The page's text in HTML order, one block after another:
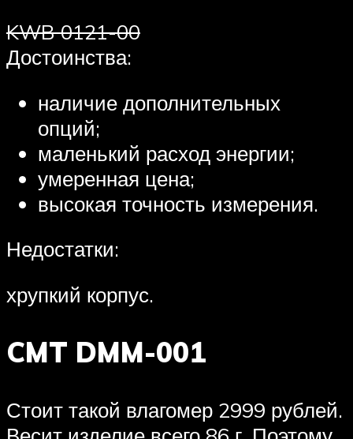
KWB 0121-00
Достоинства:
наличие дополнительных
опций;
маленький расход энергии;
умеренная цена;
высокая точность измерения.
Недостатки:
хрупкий корпус.
CMT DMM-001
Стоит такой влагомер 2999 рублей.